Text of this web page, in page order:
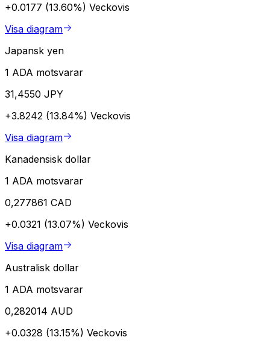
+0.0177 (13.60%) Veckovis
Visa diagram
Japansk yen
1 ADA motsvarar
31,4550 JPY
+3.8242 (13.84%) Veckovis
Visa diagram
Kanadensisk dollar
1 ADA motsvarar
0,277861 CAD
+0.0321 (13.07%) Veckovis
Visa diagram
Australisk dollar
1 ADA motsvarar
0,282014 AUD
+0.0328 (13.15%) Veckovis